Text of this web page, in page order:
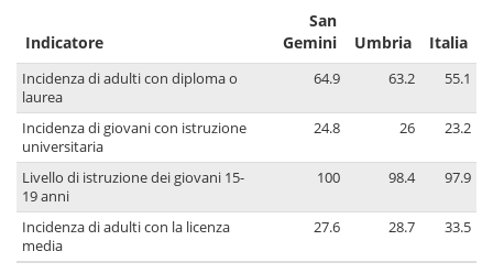
Indicatore
San
Gemini
Umbria Italia
Incidenza di adulti con diploma o
laurea
64.9 63.2 55.1
Incidenza di giovani con istruzione
universitaria
24.8 26 23.2
Livello di istruzione dei giovani 15-
19 anni
100 98.4 97.9
Incidenza di adulti con la licenza
media
27.6 28.7 33.5